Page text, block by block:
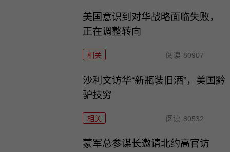
美国意识到对华战略面临失败，
正在调整转向
相关 阅读 80907
沙利文访华“新瓶装旧酒”，美国黔
驴技穷
相关 阅读 80532
​蒙军总参谋长邀请北约高官访